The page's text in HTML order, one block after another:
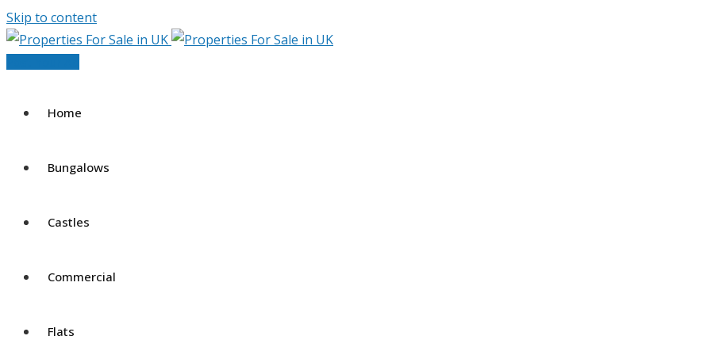
Skip to content
Home
Bungalows
Castles
Commercial
Flats